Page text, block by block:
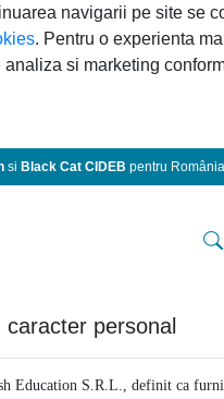
navigarii pe site se
. Pentru o experienta
analiza si marketing
si Black Cat CIDEB pentru România
personal
Education S.R.L., definit ca